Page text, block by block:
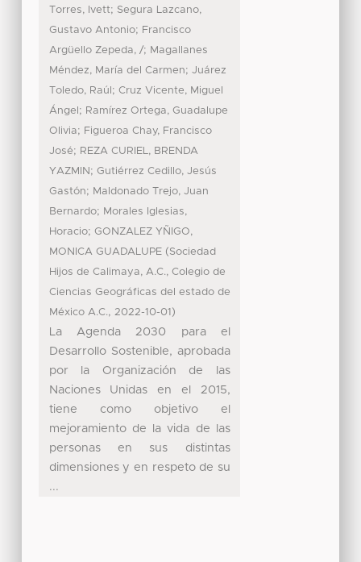
Torres, Ivett; Segura Lazcano,
Gustavo Antonio; Francisco
Argüello Zepeda, /; Magallanes
Méndez, María del Carmen; Juárez
Toledo, Raúl ; Cruz Vicente, Miguel
Ángel ; Ramírez Ortega, Guadalupe
Olivia; Figueroa Chay, Francisco
José; REZA CURIEL, BRENDA
YAZMIN ; Gutiérrez Cedillo, Jesús
Gastón; Maldonado Trejo, Juan
Bernardo; Morales Iglesias,
Horacio; GONZALEZ YÑIGO,
MONICA GUADALUPE (Sociedad
Hijos de Calimaya, A.C., Colegio de
Ciencias Geográficas del estado de
México A.C., 2022-10-01 )
La Agenda 2030 para el
Desarrollo Sostenible, aprobada
por la Organización de las
Naciones Unidas en el 2015,
tiene como objetivo el
mejoramiento de la vida de las
personas en sus distintas
dimensiones y en respeto de su
...